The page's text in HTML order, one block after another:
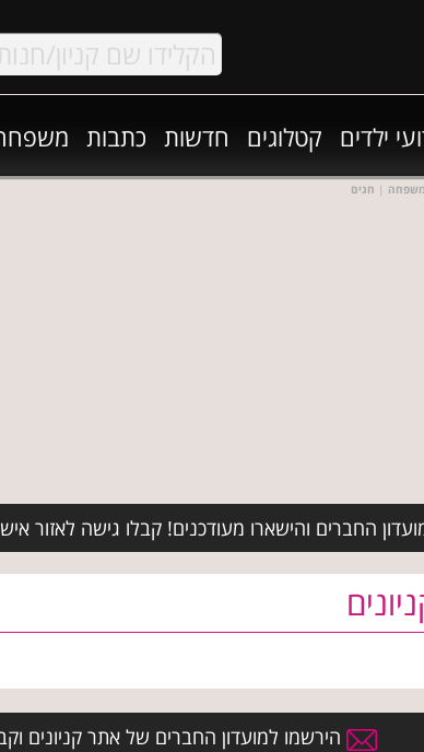
ילדים קטלוגים חדשות כתבות
משפחה | חגים
החברים והישארו מעודכנים! קבלו גישה לאזור
הירשמו למועדון החברים של אתר קניונים